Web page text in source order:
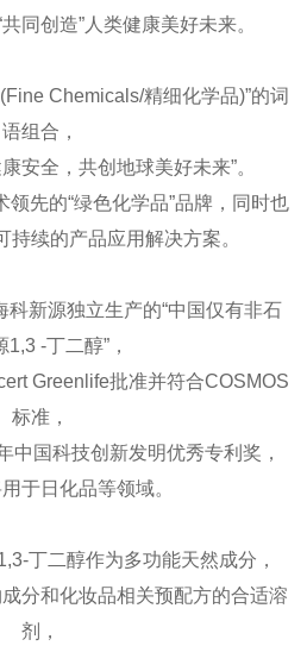
同创造”人类健康美好未来。
Chemicals/精细化学品)”的词
语组合，
安全，共创地球美好未来”。
先的“绿色化学品”品牌，同时也
持续的产品应用解决方案。
新源独立生产的“中国仅有非石
1,3 -丁二醇”，
Greenlife批准并符合COSMOS
标准，
中国科技创新发明优秀专利奖，
于日化品等领域。
丁二醇作为多功能天然成分，
分和化妆品相关预配方的合适溶
剂，